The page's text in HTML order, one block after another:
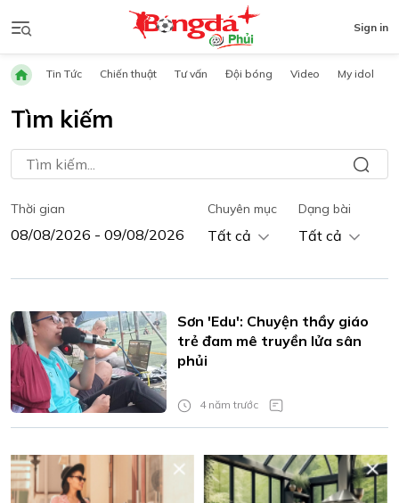
Sign in
Tin Tức Chiến thuật Tư vấn Đội bóng Video My idol
Tìm kiếm
Thời gian Chuyên mục
Tất cả
Dạng bài
Tất cả
Sơn 'Edu': Chuyện thầy giáo
trẻ đam mê truyền lửa sân
phủi
4 năm trước